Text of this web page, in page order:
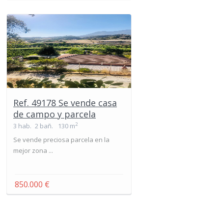
Ref. 49178 Se vende casa
de campo y parcela
3 hab. 2 bañ. 130 m2
Se vende preciosa parcela en la
mejor zona ...
850.000 €